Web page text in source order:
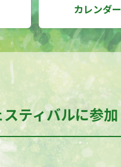
カレンダー
ティバルに参加